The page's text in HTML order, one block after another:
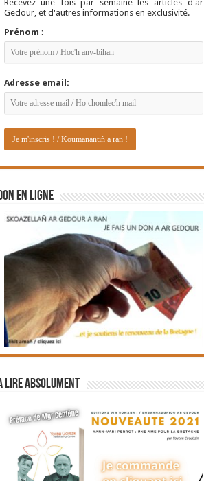
Recevez une fois par semaine les articles d'ar
Gedour, et d'autres informations en exclusivité.
Prénom :
Adresse email:
EN LIGNE
lire absolument